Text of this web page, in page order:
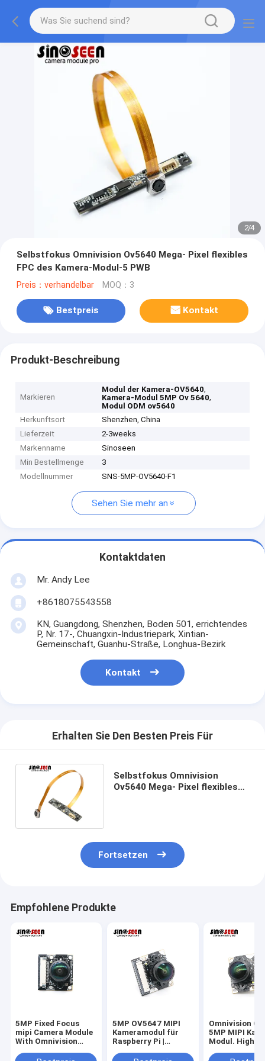
2/4
Selbstfokus Omnivision Ov5640 Mega- Pixel flexibles
FPC des Kamera-Modul-5 PWB
Preis：verhandelbar MOQ：3
Bestpreis Kontakt
Produkt-Beschreibung
Markieren
Modul der Kamera-OV5640,
Kamera-Modul 5MP Ov 5640,
Modul ODM ov5640
Herkunftsort
Shenzhen, China
Lieferzeit
2-3weeks
Markenname
Sinoseen
Min Bestellmenge
3
Modellnummer
SNS-5MP-OV5640-F1
Sehen Sie mehr an
Kontaktdaten
Mr. Andy Lee
+8618075543558
KN, Guangdong, Shenzhen, Boden 501, errichtendes
P, Nr. 17-, Chuangxin-Industriepark, Xintian-
Gemeinschaft, Guanhu-Straße, Longhua-Bezirk
Kontakt
Erhalten Sie Den Besten Preis Für
Selbstfokus Omnivision
Ov5640 Mega- Pixel flexibles
Fortsetzen
Empfohlene Produkte
5MP Fixed Focus
mipi Camera Module
With Omnivision
OV5647
5MP OV5647 MIPI
Kameramodul für
Raspberry Pi |
Sensor mit hoher
Omnivision
5MP MIPI
Modul. High-
Focus CMOS